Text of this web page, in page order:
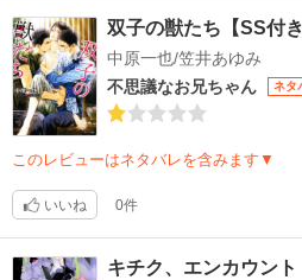
双子の獣たち【SS付
中原一也/笠井あゆみ
不思議なお兄ちゃん
ネタ
このレビューはネタバレを含みます▼
いいね 0件
キチク、エンカウント